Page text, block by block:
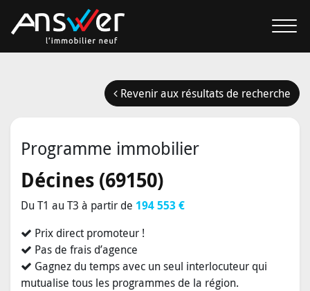
Revenir aux résultats de recherche
Programme immobilier
Décines (69150)
Du T1 au T3 à partir de 194 553 €
Prix direct promoteur !
Pas de frais d’agence
Gagnez du temps avec un seul interlocuteur qui
mutualise tous les programmes de la région.